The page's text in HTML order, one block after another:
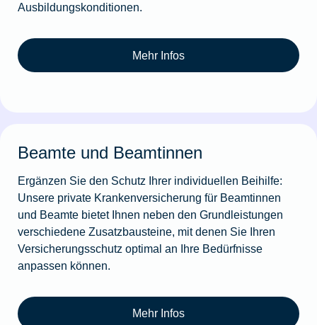
Ausbildungskonditionen.
Mehr Infos
Beamte und Beamtinnen
Ergänzen Sie den Schutz Ihrer individuellen Beihilfe:
Unsere private Krankenversicherung für Beamtinnen
und Beamte bietet Ihnen neben den Grundleistungen
verschiedene Zusatzbausteine, mit denen Sie Ihren
Versicherungsschutz optimal an Ihre Bedürfnisse
anpassen können.
Mehr Infos